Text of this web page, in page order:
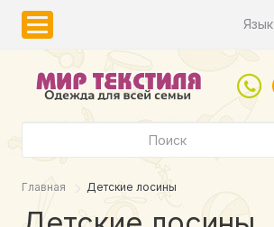
Язык
Главная Детские лосины